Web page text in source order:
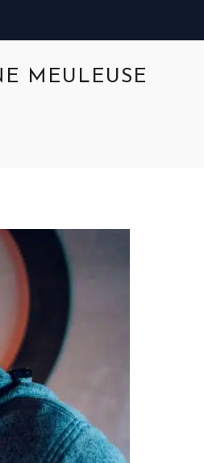
MEULEUSE